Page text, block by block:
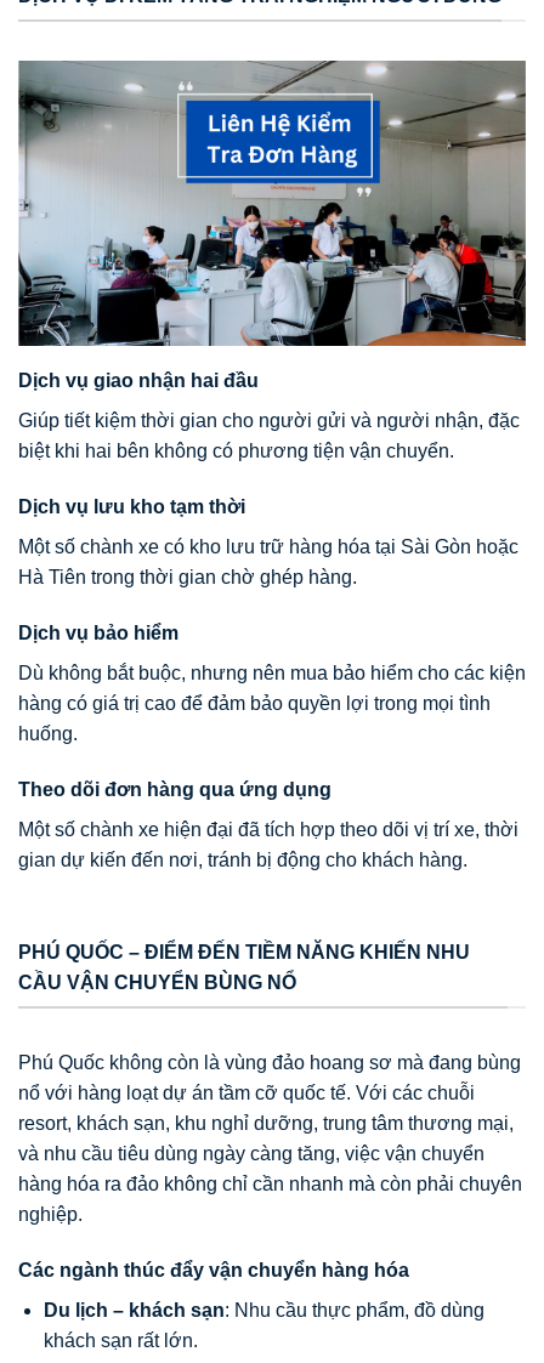
Dịch vụ giao nhận hai đầu
Giúp tiết kiệm thời gian cho người gửi và người nhận, đặc
biệt khi hai bên không có phương tiện vận chuyển.
Dịch vụ lưu kho tạm thời
Một số chành xe có kho lưu trữ hàng hóa tại Sài Gòn hoặc
Hà Tiên trong thời gian chờ ghép hàng.
Dịch vụ bảo hiểm
Dù không bắt buộc, nhưng nên mua bảo hiểm cho các kiện
hàng có giá trị cao để đảm bảo quyền lợi trong mọi tình
huống.
Theo dõi đơn hàng qua ứng dụng
Một số chành xe hiện đại đã tích hợp theo dõi vị trí xe, thời
gian dự kiến đến nơi, tránh bị động cho khách hàng.
PHÚ QUỐC – ĐIỂM ĐẾN TIỀM NĂNG KHIẾN NHU
CẦU VẬN CHUYỂN BÙNG NỔ
Phú Quốc không còn là vùng đảo hoang sơ mà đang bùng
nổ với hàng loạt dự án tầm cỡ quốc tế. Với các chuỗi
resort, khách sạn, khu nghỉ dưỡng, trung tâm thương mại,
và nhu cầu tiêu dùng ngày càng tăng, việc vận chuyển
hàng hóa ra đảo không chỉ cần nhanh mà còn phải chuyên
nghiệp.
Các ngành thúc đẩy vận chuyển hàng hóa
Du lịch – khách sạn: Nhu cầu thực phẩm, đồ dùng
khách sạn rất lớn.